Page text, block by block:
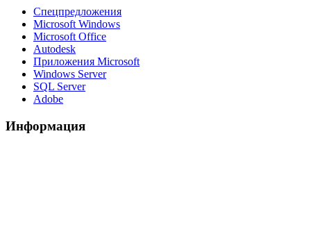
Спецпредложения
Microsoft Windows
Microsoft Office
Autodesk
Приложения Microsoft
Windows Server
SQL Server
Adobe
Информация